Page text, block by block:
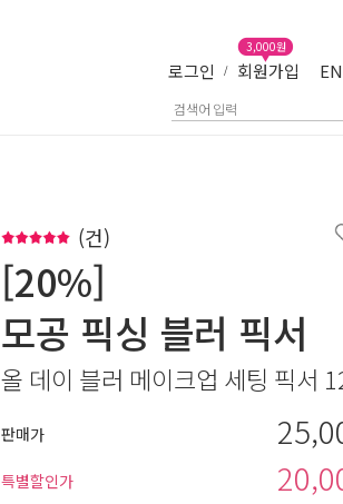
로그인 / 회원가입
3,000원
(건)
[20%]
모공 픽싱 블러 픽서
올 데이 블러 메이크업 세팅 픽서
판매가
특별할인가